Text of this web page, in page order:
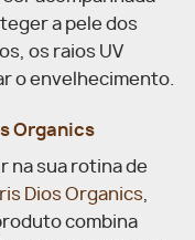
a pele dos
os raios UV
o envelhecimento.
Organics
na sua rotina de
Dios Organics
combina